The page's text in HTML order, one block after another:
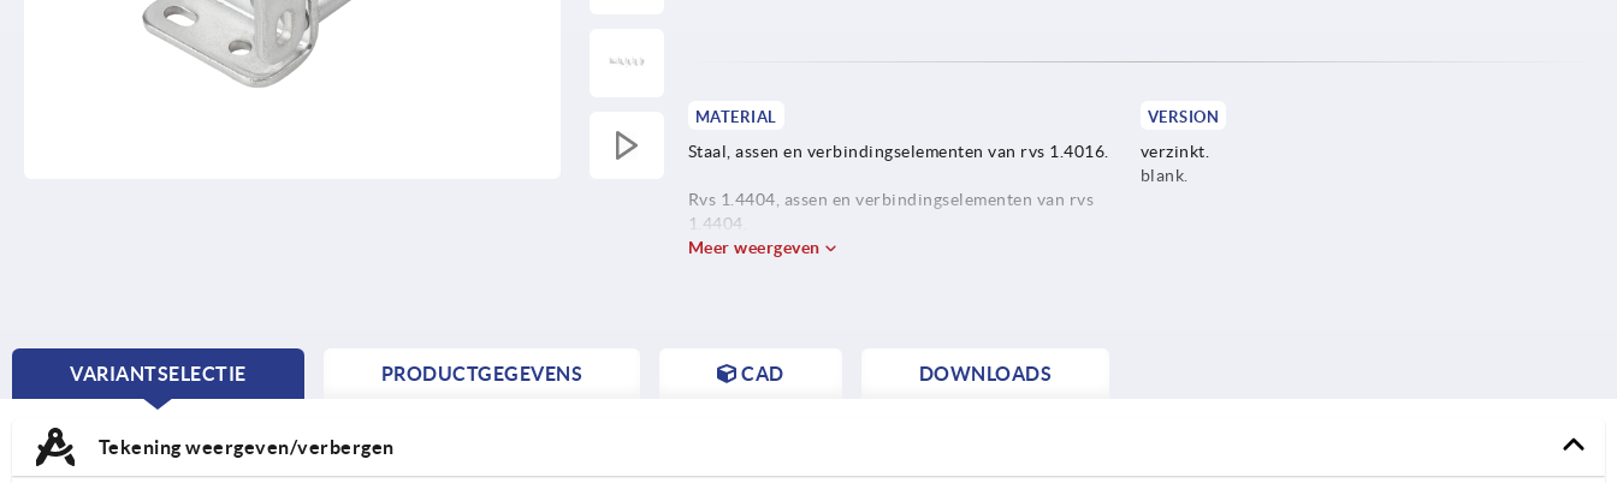
MATERIAL
Staal, assen en verbindingselementen van rvs 1.4016.
Rvs 1.4404, assen en verbindingselementen van rvs
1.4404.
VERSION
verzinkt.
blank.
Meer weergeven
VARIANTSELECTIE
CURRENT
PRODUCTGEGEVENS CAD DOWNLOADS
Tekening weergeven/verbergen